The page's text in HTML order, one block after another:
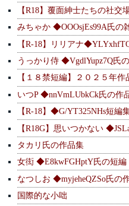
【R18】覆面紳士たちの社交
みちゃか ◆OOOsjEs99A氏の
【R-18】リリアナ
うっかり侍 ◆VgdlYupz7Q氏
【１８禁短編】２０２５年作
いつP ◆nnVmLUbkCk氏の作
【R-18】◆G/YT325NHs短編
【R18G】思いつかない
タカリ氏の作品集
女衒 ◆E8kwFGHptY氏の短編
なつしお ◆myjeheQZSo氏の
国際的な小咄